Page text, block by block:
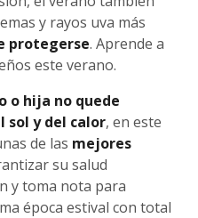
y rayos uva más
protegerse. Aprende a
este verano.
o hija no quede
sol y del calor, en este
de las mejores
su salud
y toma nota para
época estival con total